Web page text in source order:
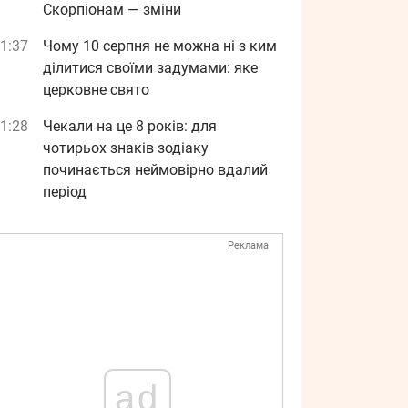
Скорпіонам — зміни
Чому 10 серпня не можна ні з ким
ділитися своїми задумами: яке
церковне свято
Чекали на це 8 років: для
чотирьох знаків зодіаку
починається неймовірно вдалий
період
Реклама
ad